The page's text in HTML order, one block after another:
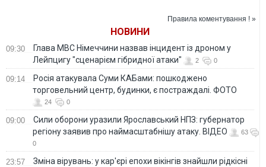
Правила коментування ! »
НОВИНИ
09:30
Глава МВС Німеччини назвав інцидент із дроном у
Лейпцигу "сценарієм гібридної атаки"
2 0
09:14
Росія атакувала Суми КАБами: пошкоджено
торговельний центр, будинки, є постраждалі. ФОТО
24 0
09:00
Сили оборони уразили Ярославський НПЗ: губернатор
регіону заявив про наймасштабнішу атаку. ВІДЕО
63
0
23:57
Зміна вірувань: у кар'єрі епохи вікінгів знайшли рідкісні